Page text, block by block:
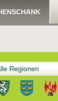
Regionen